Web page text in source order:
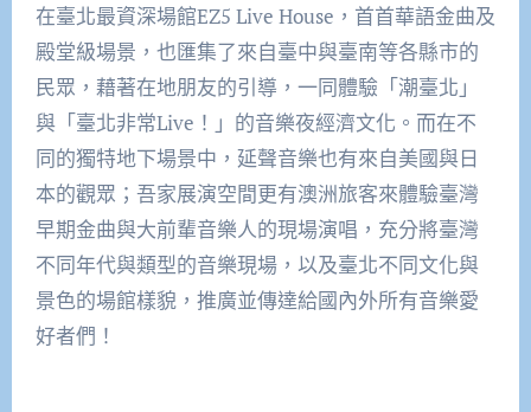
在臺北最資深場館EZ5 Live House，首首華語金曲及
殿堂級場景，也匯集了來自臺中與臺南等各縣市的
民眾，藉著在地朋友的引導，一同體驗「潮臺北」
與「臺北非常Live！」的音樂夜經濟文化。而在不
同的獨特地下場景中，延聲音樂也有來自美國與日
本的觀眾；吾家展演空間更有澳洲旅客來體驗臺灣
早期金曲與大前輩音樂人的現場演唱，充分將臺灣
不同年代與類型的音樂現場，以及臺北不同文化與
景色的場館樣貌，推廣並傳達給國內外所有音樂愛
好者們！